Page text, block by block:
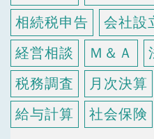
相続税申告
会社設
経営相談
Ｍ＆Ａ
税務調査
月次決算
給与計算
社会保険